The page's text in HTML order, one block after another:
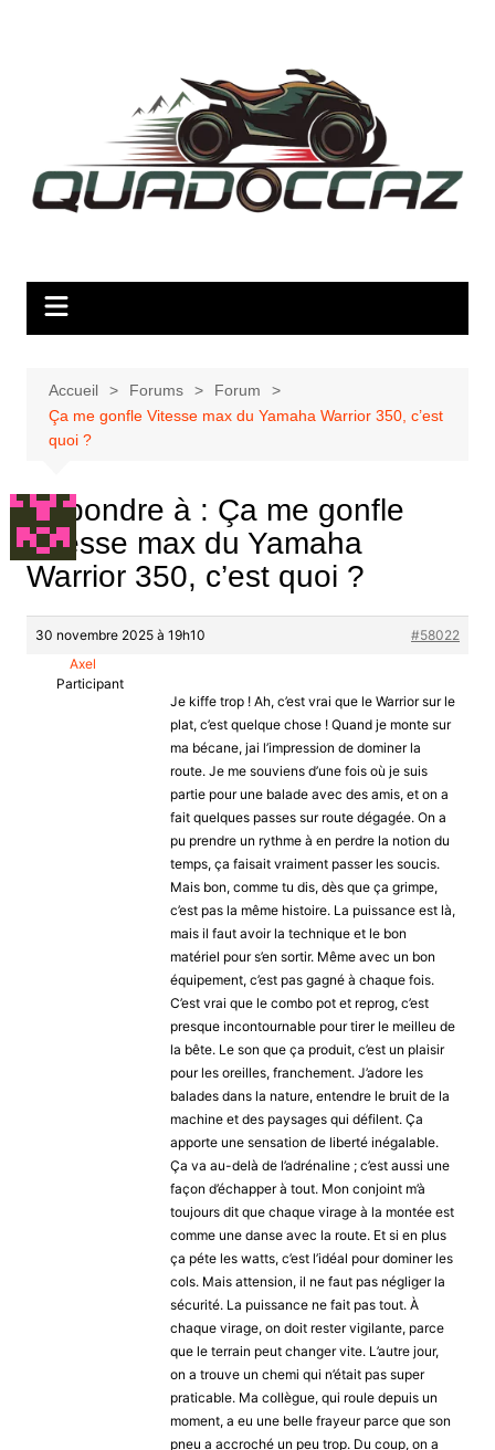
Accueil Forums
Forum
Ça me gonfle Vitesse max du Yamaha Warrior 350, c’est
quoi ?
Répondre à : Ça me gonfle
Vitesse max du Yamaha
Warrior 350, c’est quoi ?
30 novembre 2025 à 19h10
#58022
Axel
Participant
Je kiffe trop ! Ah, c’est vrai que le Warrior sur le
plat, c’est quelque chose ! Quand je monte sur
ma bécane, jai l’impression de dominer la
route. Je me souviens d’une fois où je suis
partie pour une balade avec des amis, et on a
fait quelques passes sur route dégagée. On a
pu prendre un rythme à en perdre la notion du
temps, ça faisait vraiment passer les soucis.
Mais bon, comme tu dis, dès que ça grimpe,
c’est pas la même histoire. La puissance est là,
mais il faut avoir la technique et le bon
matériel pour s’en sortir. Même avec un bon
équipement, c’est pas gagné à chaque fois.
C’est vrai que le combo pot et reprog, c’est
presque incontournable pour tirer le meilleu de
la bête. Le son que ça produit, c’est un plaisir
pour les oreilles, franchement. J’adore les
balades dans la nature, entendre le bruit de la
machine et des paysages qui défilent. Ça
apporte une sensation de liberté inégalable.
Ça va au-delà de l’adrénaline ; c’est aussi une
façon d’échapper à tout. Mon conjoint m’à
toujours dit que chaque virage à la montée est
comme une danse avec la route. Et si en plus
ça péte les watts, c’est l’idéal pour dominer les
cols. Mais attension, il ne faut pas négliger la
sécurité. La puissance ne fait pas tout. À
chaque virage, on doit rester vigilante, parce
que le terrain peut changer vite. L’autre jour,
on a trouve un chemi qui n’était pas super
praticable. Ma collègue, qui roule depuis un
moment, a eu une belle frayeur parce que son
pneu a accroché un peu trop. Du coup, on a